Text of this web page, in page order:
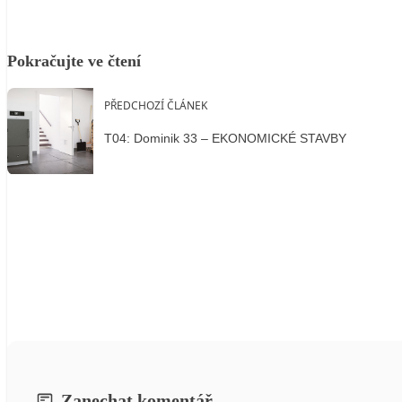
Pokračujte ve čtení
PŘEDCHOZÍ ČLÁNEK
T04: Dominik 33 – EKONOMICKÉ STAVBY